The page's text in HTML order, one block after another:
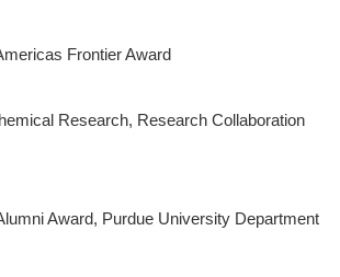
Frontier Award
Research, Research Collaboration
Award, Purdue University Department